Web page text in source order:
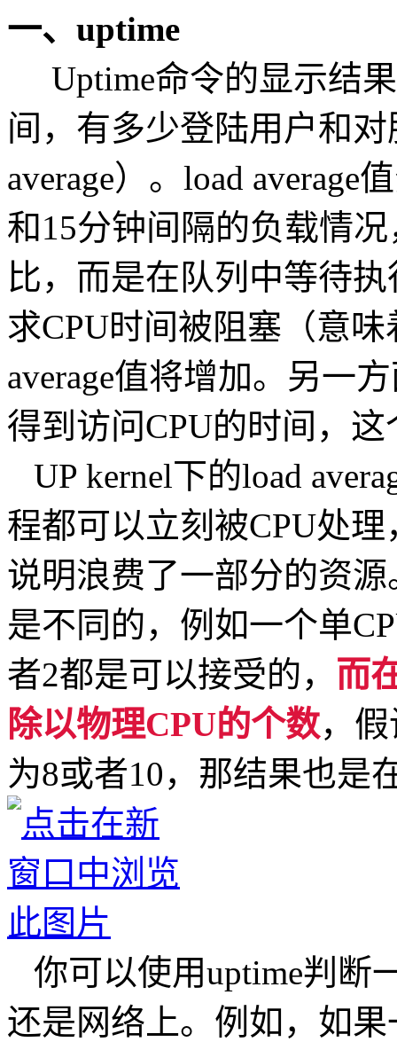
一、uptime
Uptime命令的显示结
间，有多少登陆用户和
average）。load
和15分钟间隔的负载情况
比，而是在队列中等待
求CPU时间被阻塞（意
average值将增加。另一
得到访问CPU的时间，
UP kernel下的load
程都可以立刻被CPU处
说明浪费了一部分的资
是不同的，例如一个单
者2都是可以接受的， 而
除以物理CPU的个数，
为8或者10，那结果也是
你可以使用uptime判断
还是网络上。例如，如